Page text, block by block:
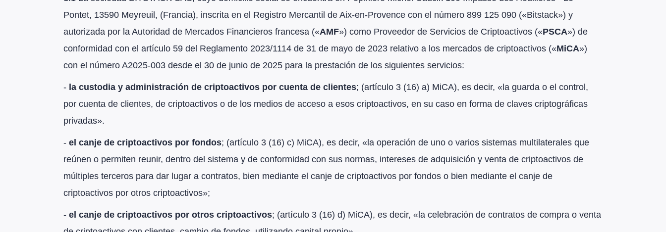
Pontet, 13590 Meyreuil, (Francia), inscrita en el Registro Mercantil de Aix-en-Provence con el número 899 125 090 («Bitstack») y
autorizada por la Autoridad de Mercados Financieros francesa («AMF») como Proveedor de Servicios de Criptoactivos («PSCA») de
conformidad con el artículo 59 del Reglamento 2023/1114 de 31 de mayo de 2023 relativo a los mercados de criptoactivos («MiCA»)
con el número A2025-003 desde el 30 de junio de 2025 para la prestación de los siguientes servicios:
- la custodia y administración de criptoactivos por cuenta de clientes; (artículo 3 (16) a) MiCA), es decir, «la guarda o el control,
por cuenta de clientes, de criptoactivos o de los medios de acceso a esos criptoactivos, en su caso en forma de claves criptográficas
privadas».
- el canje de criptoactivos por fondos; (artículo 3 (16) c) MiCA), es decir, «la operación de uno o varios sistemas multilaterales que
reúnen o permiten reunir, dentro del sistema y de conformidad con sus normas, intereses de adquisición y venta de criptoactivos de
múltiples terceros para dar lugar a contratos, bien mediante el canje de criptoactivos por fondos o bien mediante el canje de
criptoactivos por otros criptoactivos»;
- el canje de criptoactivos por otros criptoactivos; (artículo 3 (16) d) MiCA), es decir, «la celebración de contratos de compra o venta